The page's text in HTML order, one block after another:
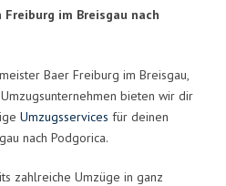
im Breisgau nach
Baer Freiburg im Breisgau,
bieten wir dir
Umzugsservices für deinen
nach Podgorica.
zahlreiche Umzüge in ganz